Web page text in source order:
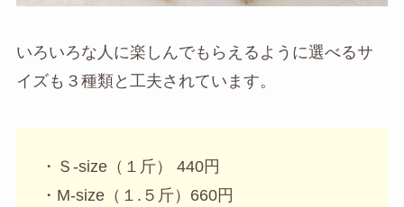
いろいろな人に楽しんでもらえるように選べるサ
イズも３種類と工夫されています。
・Ｓ-size（１斤） 440円
・M-size（１.５斤）660円